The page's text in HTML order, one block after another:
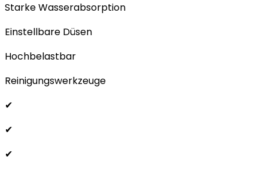
Starke Wasserabsorption
Einstellbare Düsen
Hochbelastbar
Reinigungswerkzeuge
✔
✔
✔